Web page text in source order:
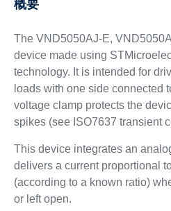
概要
The VND5050AJ-E,
device made using
technology. It is intended for
loads with one side connected
voltage clamp protects the
spikes (see ISO7637 transient
This device integrates an
delivers a current proportional
(according to a known ratio)
or left open.